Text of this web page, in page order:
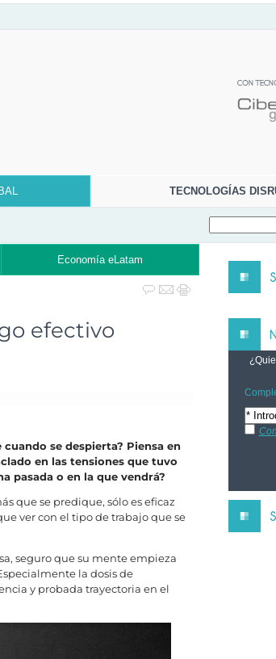
TECNOLOGÍAS
Economía eLatam
efectivo
se despierta? Piensa en
en las tensiones que tuvo
pasada o en la que vendrá?
que se predique, sólo es eficaz
ver con el tipo de trabajo que se
seguro que su mente empieza
la dosis de
y probada trayectoria en el